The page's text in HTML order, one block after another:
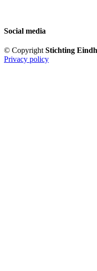
Social media
© CopyrightStichting
Privacy policy